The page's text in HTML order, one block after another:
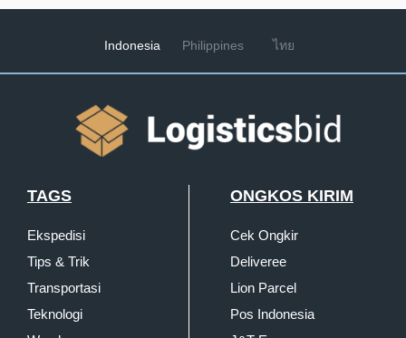
Indonesia Philippines ไทย
TAGS
Ekspedisi
Tips & Trik
Transportasi
Teknologi
ONGKOS KIRIM
Cek Ongkir
Deliveree
Lion Parcel
Pos Indonesia